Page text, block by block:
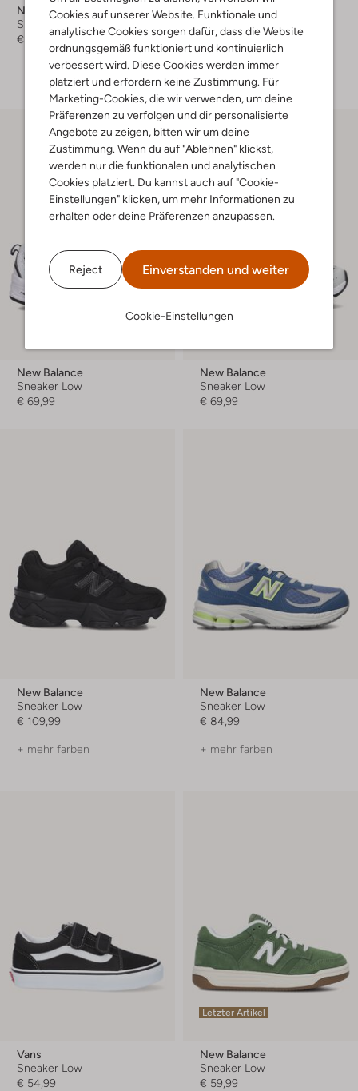
Cookies auf unserer Website. Funktionale und
analytische Cookies sorgen dafür, dass die Website
ordnungsgemäß funktioniert und kontinuierlich
verbessert wird. Diese Cookies werden immer
platziert und erfordern keine Zustimmung. Für
Marketing-Cookies, die wir verwenden, um deine
Präferenzen zu verfolgen und dir personalisierte
Angebote zu zeigen, bitten wir um deine
Zustimmung. Wenn du auf "Ablehnen" klickst,
werden nur die funktionalen und analytischen
Cookies platziert. Du kannst auch auf "Cookie-
Einstellungen" klicken, um mehr Informationen zu
erhalten oder deine Präferenzen anzupassen.
Reject Einverstanden und weiter
Cookie-Einstellungen
New Balance
Sneaker Low
€ 69,99
New Balance
€ 84,99
+ mehr farben
New Balance
Sneaker Low
€ 69,99
New Balance
Sneaker Low
€ 69,99
New Balance
Sneaker Low
€ 109,99
+ mehr farben
New Balance
Sneaker Low
€ 84,99
+ mehr farben
Vans
Sneaker Low
€ 54,99
Letzter Artikel
New Balance
Sneaker Low
€ 59,99